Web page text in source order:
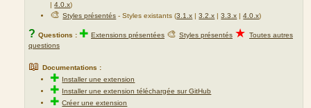
|4.0.x)
🎨Styles présentés - Styles existants (3.1.x |3.2.x |3.3.x |4.0.x)
? Questions : ✚ Extensions présentées 🎨 Styles présentés ★ Toutes autres
questions
📖 Documentations :
✚ Installer une extension
✚ Installer une extension téléchargée sur GitHub
✚Créer une extension